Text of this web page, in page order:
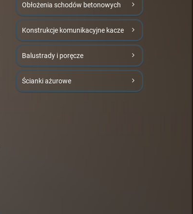
Obłożenia schodów betonowych
Konstrukcje komunikacyjne kacze
Balustrady i poręcze
Ścianki ażurowe